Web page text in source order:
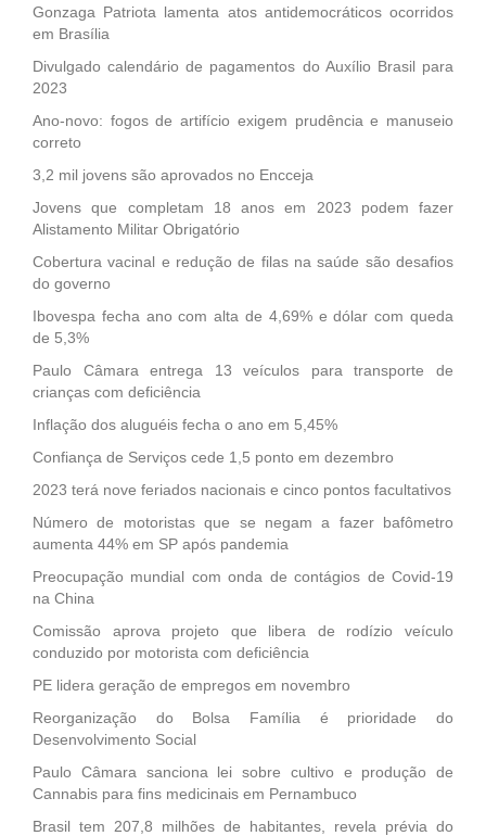
Gonzaga Patriota lamenta atos antidemocráticos ocorridos
em Brasília
Divulgado calendário de pagamentos do Auxílio Brasil para
2023
Ano-novo: fogos de artifício exigem prudência e manuseio
correto
3,2 mil jovens são aprovados no Encceja
Jovens que completam 18 anos em 2023 podem fazer
Alistamento Militar Obrigatório
Cobertura vacinal e redução de filas na saúde são desafios
do governo
Ibovespa fecha ano com alta de 4,69% e dólar com queda
de 5,3%
Paulo Câmara entrega 13 veículos para transporte de
crianças com deficiência
Inflação dos aluguéis fecha o ano em 5,45%
Confiança de Serviços cede 1,5 ponto em dezembro
2023 terá nove feriados nacionais e cinco pontos facultativos
Número de motoristas que se negam a fazer bafômetro
aumenta 44% em SP após pandemia
Preocupação mundial com onda de contágios de Covid-19
na China
Comissão aprova projeto que libera de rodízio veículo
conduzido por motorista com deficiência
PE lidera geração de empregos em novembro
Reorganização do Bolsa Família é prioridade do
Desenvolvimento Social
Paulo Câmara sanciona lei sobre cultivo e produção de
Cannabis para fins medicinais em Pernambuco
Brasil tem 207,8 milhões de habitantes, revela prévia do